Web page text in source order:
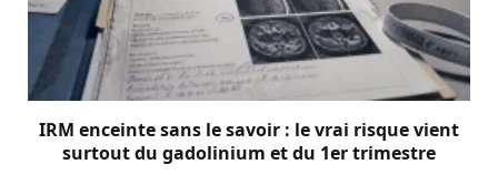
IRM enceinte sans le savoir : le vrai risque vient
surtout du gadolinium et du 1er trimestre